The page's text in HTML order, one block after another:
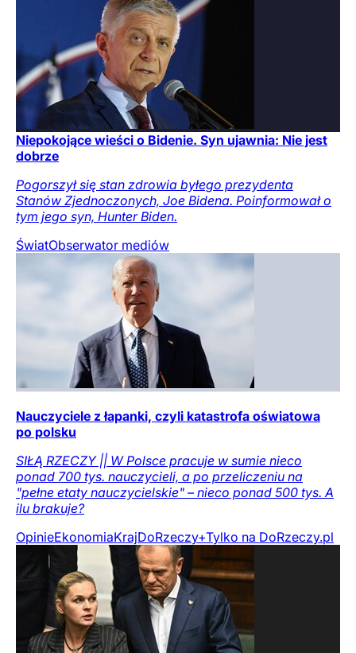
Niepokojące wieści o Bidenie. Syn ujawnia: Nie jest
dobrze
Pogorszył się stan zdrowia byłego prezydenta
Stanów Zjednoczonych, Joe Bidena. Poinformował o
tym jego syn, Hunter Biden.
ŚwiatObserwator mediów
Nauczyciele z łapanki, czyli katastrofa oświatowa
po polsku
SIŁĄ RZECZY || W Polsce pracuje w sumie nieco
ponad 700 tys. nauczycieli, a po przeliczeniu na
"pełne etaty nauczycielskie" – nieco ponad 500 tys. A
ilu brakuje?
OpinieEkonomiaKrajDoRzeczy+Tylko na DoRzeczy.pl